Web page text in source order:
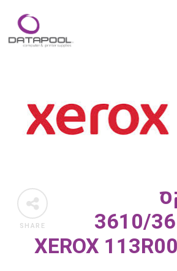
SHARE
3610/
XEROX